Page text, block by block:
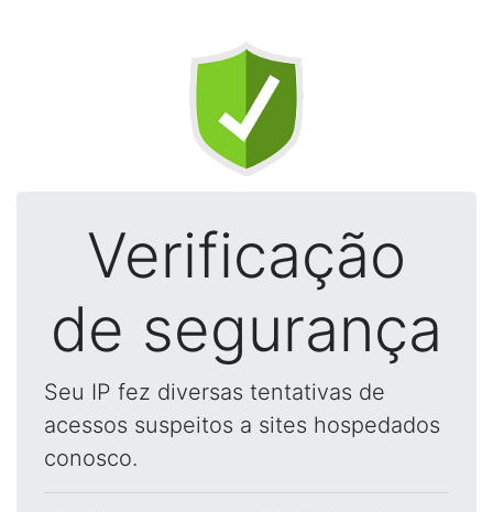
Verificação
de segurança
Seu IP fez diversas tentativas de
acessos suspeitos a sites hospedados
conosco.